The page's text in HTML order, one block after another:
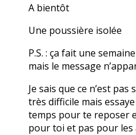
A bientôt
Une poussière isolée
P.S. : ça fait une
mais le message
Je sais que ce n’est
très difficile mais
temps pour te reposer
pour toi et pas pour les